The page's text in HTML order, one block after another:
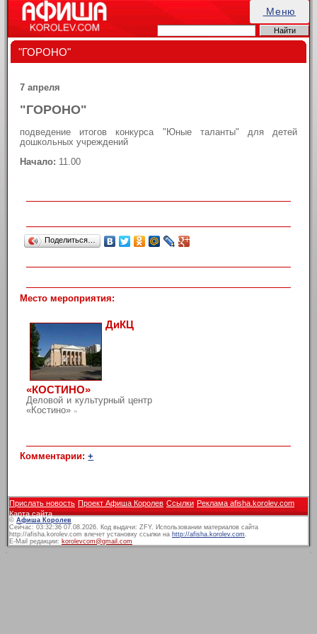
Меню
"ГОРОНО"
7 апреля
"ГОРОНО"
подведение итогов конкурса "Юные таланты" для детей
дошкольных учреждений
Начало: 11.00
Поделиться…
Место мероприятия:
ДиКЦ
«КОСТИНО»
Деловой и культурный центр
«Костино» »
Комментарии:+
Прислать новость Проект Афиша Королев Ссылки Реклама afisha.korolev.com
Карта сайта
© Афиша Королев
Сейчас: 03:32:36 07.08.2026. Код выдачи: ZFY. Использовании материалов сайта
http://afisha.korolev.com влечет установку ссылки на http://afisha.korolev.com.
E-Mail редакции: korolevcom@gmail.com